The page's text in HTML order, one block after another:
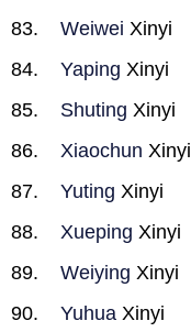
Weiwei Xinyi
Yaping Xinyi
Shuting Xinyi
Xiaochun Xinyi
Yuting Xinyi
Xueping Xinyi
Weiying Xinyi
Yuhua Xinyi